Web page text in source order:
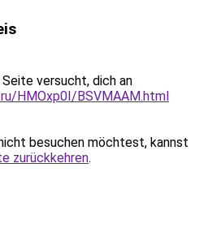
versucht, dich an
HMOxp0I/BSVMAAM.html
besuchen möchtest, kannst
zurückkehren.